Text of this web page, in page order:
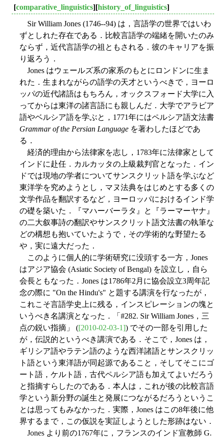
[comparative_linguistics][history_of_linguistics]
Sir William Jones (1746--94) は，言語学の世界ではいわ
ずとしれた存在である．比較言語学の端緒を開いたのみ
ならず，近代言語学の祖ともされる．彼のキャリアを振
り返ろう．
Jones はウェールズ系の家系のもとにロンドンに生ま
れた．生まれながらの語学の天才というべきで，ヨーロ
ッパの近代諸語はもちろん，オックスフォード大学に入
ってからは東洋の諸言語にも親しんだ．大学でアラビア
語やベルシア語を学ぶと，1771年にはペルシア語文法書
Grammar of the Persian Language を著わしたほどであ
る．
経済的理由から法律家を志し，1783年に法律家として
インドに赴任．カルカッタの上級裁判官となった．イン
ドでは現地の学者についてサンスクリット語を学ぶなど
東洋学を究めようとし，マヌ法典をはじめとする多くの
文学作品を翻訳するなど，ヨーロッパにおけるインド学
の礎を築いた．『マハーバーラタ』と『ラーマーヤナ』
の二大叙事詩の翻訳やサンスクリット語文法書の執筆な
どの構想も抱いていたようで，その学術的な野望たる
や，実に遠大だった．
このように個人的に学術研究に没頭する一方，Jones
はアジア協会 (Asiatic Society of Bengal) を設立し，自ら
会長ともなった．Jones は1786年2月に協会設立3周年記
念の際に "On the Hindu's" と題する講演を行なったが，
これこそ言語学史上に残る，インスピレーションの塊と
いうべき名講演となった．「#282. Sir William Jones，三
点の鋭い指摘」 ([2010-02-03-1]) でその一部を引用した
が，伝説的というべき講演である．そこで，Jones は，
ギリシア語やラテン語のような西洋諸語とサンスクリッ
ト語という東洋語が同起源であること，そしてそこにゴ
ート語，ケルト語，古代ペルシア語も加えてよいだろう
と指摘すらしたのである．本人は，これが後の比較言語
学という新分野の誕生と発展につながるだろうというこ
とは思ってもみなかった．実際，Jones はこの8年後に他
界するまで，この仮説を実証しようとした形跡はない．
Jones より前の1767年に，フランスのインド宣教師 G.